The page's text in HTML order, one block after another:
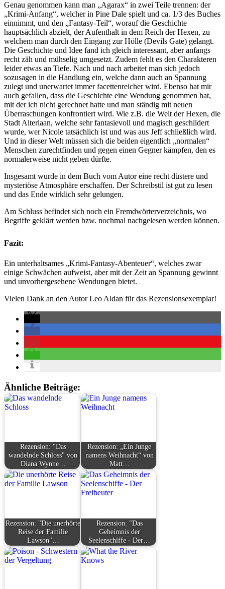
Genau genommen kann man „Agarax“ in zwei Teile trennen: der
„Krimi-Anfang“, welcher in Pine Dale spielt und ca. 1/3 des Buches
einnimmt, und den „Fantasy-Teil“, worauf die Geschichte
hauptsächlich abzielt, der Aufenthalt in dem Reich der Hexen, zu
welchem man durch den Eingang zur Hölle (Devils Gate) gelangt.
Die Geschichte und Idee fand ich gleich interessant, aber anfangs
recht zäh und mühselig umgesetzt. Zudem fehlt es den Charakteren
leider etwas an Tiefe. Nach und nach arbeitet man sich jedoch
sozusagen in die Handlung ein, welche dann auch an Spannung
zulegt und unerwartet immer facettenreicher wird. Ebenso hat mir
auch gefallen, dass die Geschichte eine Wendung genommen hat,
mit der ich nicht gerechnet hatte und man ständig mit neuen
Überraschungen konfrontiert wird. Wie z.B. die Welt der Hexen, die
Stadt Alterlaan, welche sehr fantasievoll und magisch geschildert
wurde, wer Nicole tatsächlich ist und was aus Jeff schließlich wird.
Und in dieser Welt müssen sich die beiden eigentlich „normalen“
Menschen zurechtfinden und gegen einen Gegner kämpfen, den es
normalerweise nicht geben dürfte.
Insgesamt wurde in dem Buch vom Autor eine recht düstere und
mysteriöse Atmosphäre erschaffen. Der Schreibstil ist gut zu lesen
und das Ende wirklich sehr gelungen.
Am Schluss befindet sich noch ein Fremdwörterverzeichnis, wo
Begriffe geklärt werden bzw. nochmal nachgelesen werden können.
Fazit:
Ein unterhaltsames „Krimi-Fantasy-Abenteuer“, welches zwar
einige Schwächen aufweist, aber mit der Zeit an Spannung gewinnt
und unvorhergesehene Wendungen bietet.
Vielen Dank an den Autor Leo Aldan für das Rezensionsexemplar!
Ähnliche Beiträge:
Rezension: "Das
wandelnde Schloss" von
Diana Wynne…
Rezension: „Ein Junge
namens Weihnacht“ von
Matt…
Rezension: "Die unerhörte
Reise der Familie
Lawson"…
Rezension: "Das
Geheimnis der
Seelenschiffe - Der…